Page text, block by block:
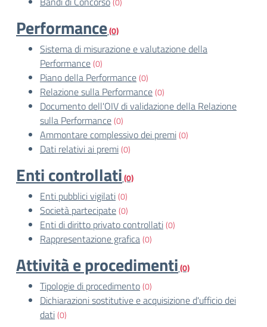
Performance(0)
Sistema di misurazione e valutazione della
Performance(0)
Piano della Performance(0)
Relazione sulla Performance(0)
Documento dell'OIV di validazione della Relazione
sulla Performance(0)
Ammontare complessivo dei premi(0)
Dati relativi ai premi(0)
Enti controllati(0)
Enti pubblici vigilati(0)
Società partecipate(0)
Enti di diritto privato controllati(0)
Rappresentazione grafica(0)
Attività e procedimenti(0)
Tipologie di procedimento(0)
Dichiarazioni sostitutive e acquisizione d'ufficio dei
dati(0)